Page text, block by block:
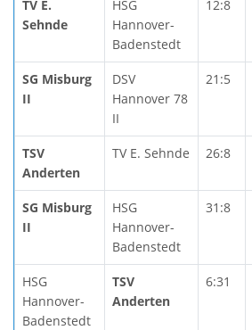
TV E.
Sehnde
HSG
Hannover-
Badenstedt
12:8
SG Misburg
II
DSV
Hannover 78
II
21:5
TSV
Anderten
TV E. Sehnde 26:8
SG Misburg
II
HSG
Hannover-
Badenstedt
31:8
HSG
Hannover-
Badenstedt
TSV
Anderten
6:31